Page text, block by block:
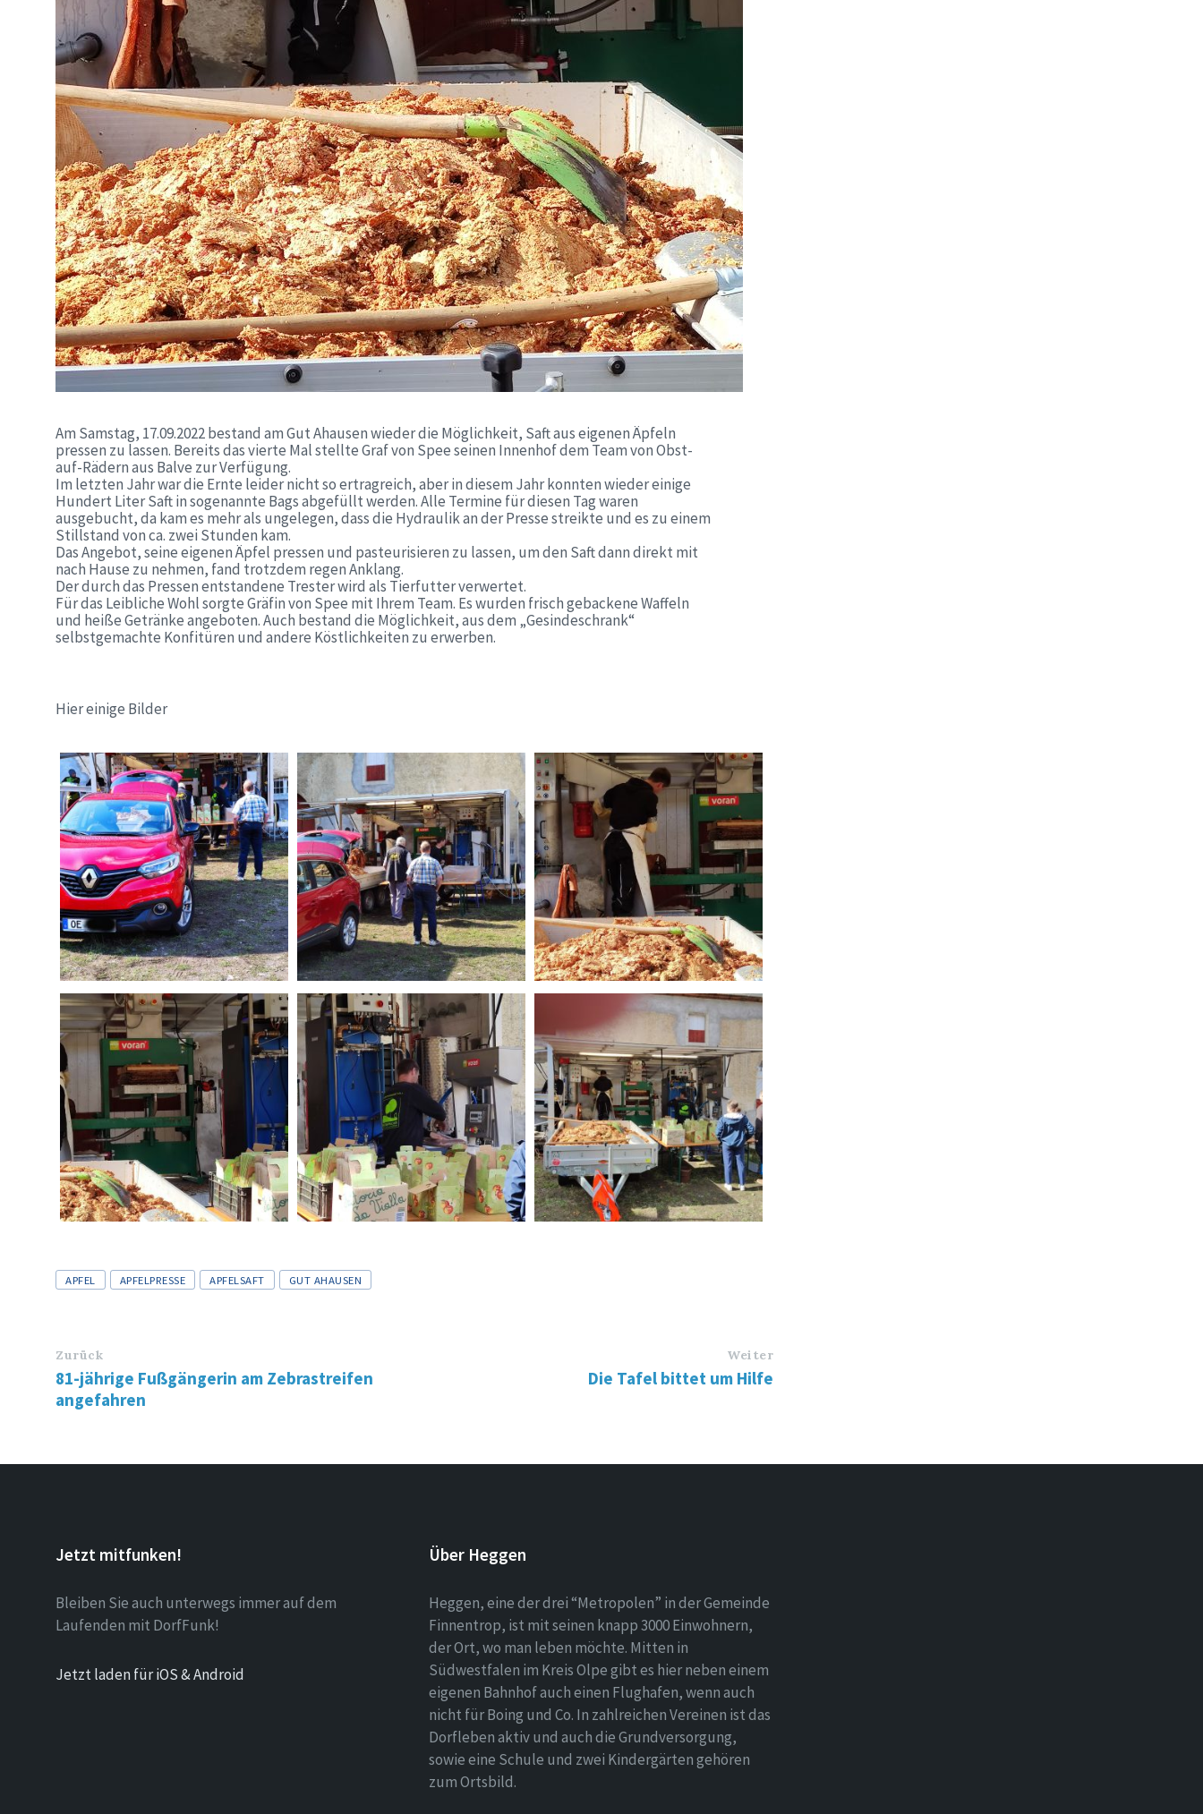
Am Samstag, 17.09.2022 bestand am Gut Ahausen wieder die Möglichkeit, Saft aus eigenen Äpfeln
pressen zu lassen. Bereits das vierte Mal stellte Graf von Spee seinen Innenhof dem Team von Obst-
auf-Rädern aus Balve zur Verfügung.
Im letzten Jahr war die Ernte leider nicht so ertragreich, aber in diesem Jahr konnten wieder einige
Hundert Liter Saft in sogenannte Bags abgefüllt werden. Alle Termine für diesen Tag waren
ausgebucht, da kam es mehr als ungelegen, dass die Hydraulik an der Presse streikte und es zu einem
Stillstand von ca. zwei Stunden kam.
Das Angebot, seine eigenen Äpfel pressen und pasteurisieren zu lassen, um den Saft dann direkt mit
nach Hause zu nehmen, fand trotzdem regen Anklang.
Der durch das Pressen entstandene Trester wird als Tierfutter verwertet.
Für das Leibliche Wohl sorgte Gräfin von Spee mit Ihrem Team. Es wurden frisch gebackene Waffeln
und heiße Getränke angeboten. Auch bestand die Möglichkeit, aus dem „Gesindeschrank“
selbstgemachte Konfitüren und andere Köstlichkeiten zu erwerben.
Hier einige Bilder
Tags
APFEL APFELPRESSE APFELSAFT GUT AHAUSEN
Zurück
81-jährige Fußgängerin am Zebrastreifen
angefahren
Weiter
Die Tafel bittet um Hilfe
Jetzt mitfunken!
Bleiben Sie auch unterwegs immer auf dem
Laufenden mit DorfFunk!
Jetzt laden für iOS & Android
Über Heggen
Heggen, eine der drei “Metropolen” in der Gemeinde
Finnentrop, ist mit seinen knapp 3000 Einwohnern,
der Ort, wo man leben möchte. Mitten in
Südwestfalen im Kreis Olpe gibt es hier neben einem
eigenen Bahnhof auch einen Flughafen, wenn auch
nicht für Boing und Co. In zahlreichen Vereinen ist das
Dorfleben aktiv und auch die Grundversorgung,
sowie eine Schule und zwei Kindergärten gehören
zum Ortsbild.